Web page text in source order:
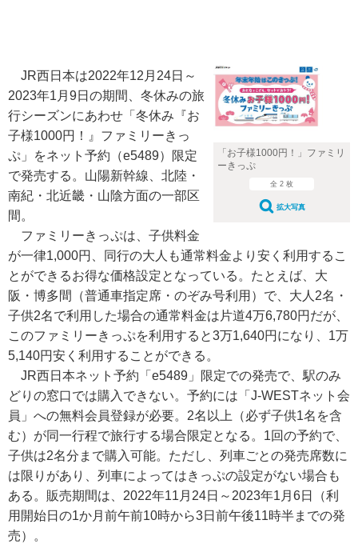
「お子様1000円！」ファミリ
ーきっぷ
全 2 枚
拡大写真
JR西日本は2022年12月24日～
2023年1月9日の期間、冬休みの旅
行シーズンにあわせ「冬休み『お
子様1000円！』ファミリーきっ
ぷ」をネット予約（e5489）限定
で発売する。山陽新幹線、北陸・
南紀・北近畿・山陰方面の一部区
間。
ファミリーきっぷは、子供料金
が一律1,000円、同行の大人も通常料金より安く利用するこ
とができるお得な価格設定となっている。たとえば、大
阪・博多間（普通車指定席・のぞみ号利用）で、大人2名・
子供2名で利用した場合の通常料金は片道4万6,780円だが、
このファミリーきっぷを利用すると3万1,640円になり、1万
5,140円安く利用することができる。
JR西日本ネット予約「e5489」限定での発売で、駅のみ
どりの窓口では購入できない。予約には「J-WESTネット会
員」への無料会員登録が必要。2名以上（必ず子供1名を含
む）が同一行程で旅行する場合限定となる。1回の予約で、
子供は2名分まで購入可能。ただし、列車ごとの発売席数に
は限りがあり、列車によってはきっぷの設定がない場合も
ある。販売期間は、2022年11月24日～2023年1月6日（利
用開始日の1か月前午前10時から3日前午後11時半までの発
売）。